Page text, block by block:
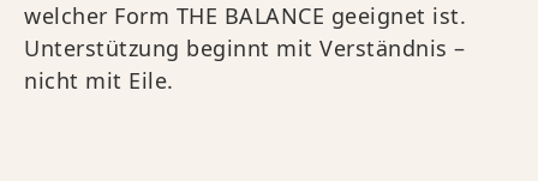
welcher Form THE BALANCE geeignet ist.
Unterstützung beginnt mit Verständnis –
nicht mit Eile.